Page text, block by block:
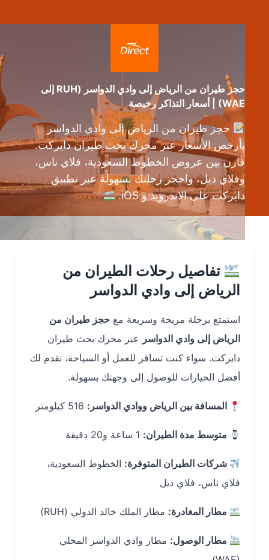
حجز طيران من الرياض إلى وادي الدواسر (RUH إلى
حجز طيران من الرياض إلى وادي الدواسر
بأرخص الأسعار عبر محرك بحث طيران دايركت.
قارن بين عروض الخطوط السعودية، فلاي ناس،
وفلاي ديل، واحجز رحلتك بسهولة عبر تطبيق
دايركت على الاندرويد و iOS.
تفاصيل رحلات الطيران من
الرياض إلى وادي الدواسر
استمتع برحلة مريحة وسريعة معحجز طيران من
الرياض إلى وادي الدواسرعبر محرك بحث طيران
دايركت. سواء كنت تسافر للعمل أو السياحة، نقدم لك
أفضل الخيارات للوصول إلى وجهتك بسهولة.
المسافة بين الرياض ووادي الدواسر:516 كيلومتر
متوسط مدة الطيران:1 ساعة و20 دقيقة
شركات الطيران المتوفرة:الخطوط السعودية،
فلاي ناس، فلاي ديل
مطار المغادرة:مطار الملك خالد الدولي (RUH)
مطار الوصول:مطار وادي الدواسر المحلي